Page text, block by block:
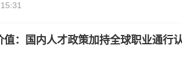
：国内人才政策加持全球职业通行